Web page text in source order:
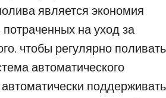
является экономия
на уход за
чтобы регулярно поливать
автоматического
поддерживать